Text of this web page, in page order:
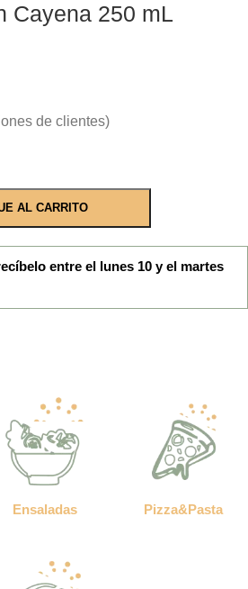
Cayena 250 mL
de clientes)
AL CARRITO
entre el lunes 10 y el martes
Ensaladas Pizza&Pasta